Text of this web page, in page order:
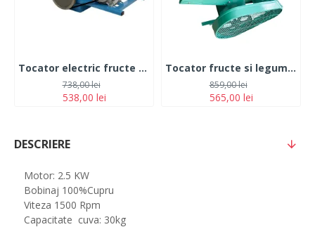
Tocator electric fructe si legume Gospodar 2.2 kw 400 kg/h
538,00 lei
738,00 lei
Tocator fructe si legume electric Craft Tec MX700,Motor 3 kw, 550 kg/h
565,00 lei
859,00 lei
DESCRIERE
Motor: 2.5 KW
Bobinaj 100%Cupru
Viteza 1500 Rpm
Capacitate cuva: 30kg